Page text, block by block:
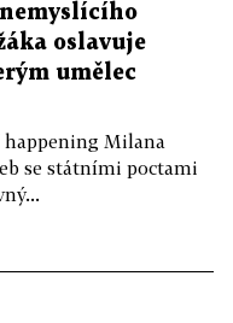
oslavuje
umělec
Milana
se státními poctami